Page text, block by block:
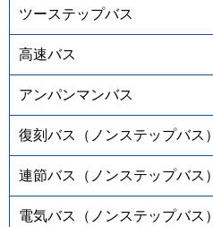
ツーステップバス
高速バス
アンパンマンバス
復刻バス（ノンステップバス）
連節バス（ノンステップバス）
電気バス（ノンステップバス）